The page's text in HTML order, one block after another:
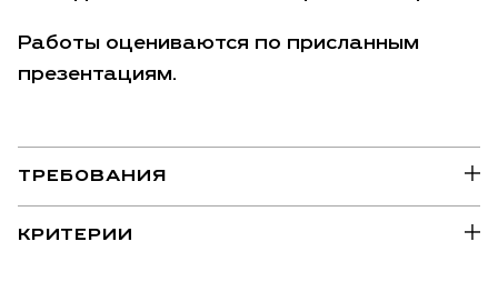
Работы оцениваются по присланным
презентациям.
ТРЕБОВАНИЯ
КРИТЕРИИ